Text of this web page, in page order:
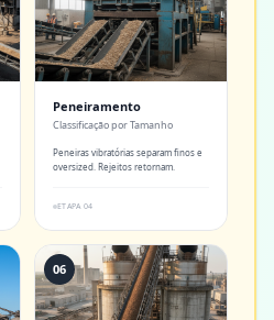
Peneiramento
Classificação por Tamanho
Peneiras vibratórias separam finos e
oversized. Rejeitos retornam.
ETAPA 04
06